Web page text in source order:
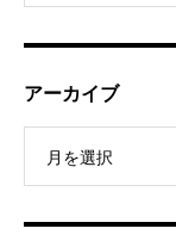
アーカイブ
月を選択